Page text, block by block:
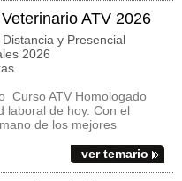
ATV 2026
y Presencial
2026
Curso ATV Homologado
laboral de hoy. Con el
de los mejores
ver temario